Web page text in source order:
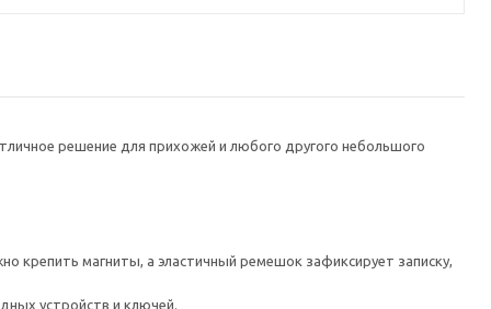
решение для прихожей и любого другого небольшого
крепить магниты, а эластичный ремешок зафиксирует записку,
устройств и ключей.